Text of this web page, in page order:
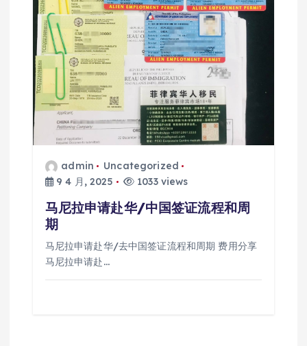
admin
Uncategorized
9 4 月, 2025
1033 views
马尼拉申请赴华/中国签证流程和周
期
马尼拉申请赴华/去中国签证流程和周期 费用分享
马尼拉申请赴…